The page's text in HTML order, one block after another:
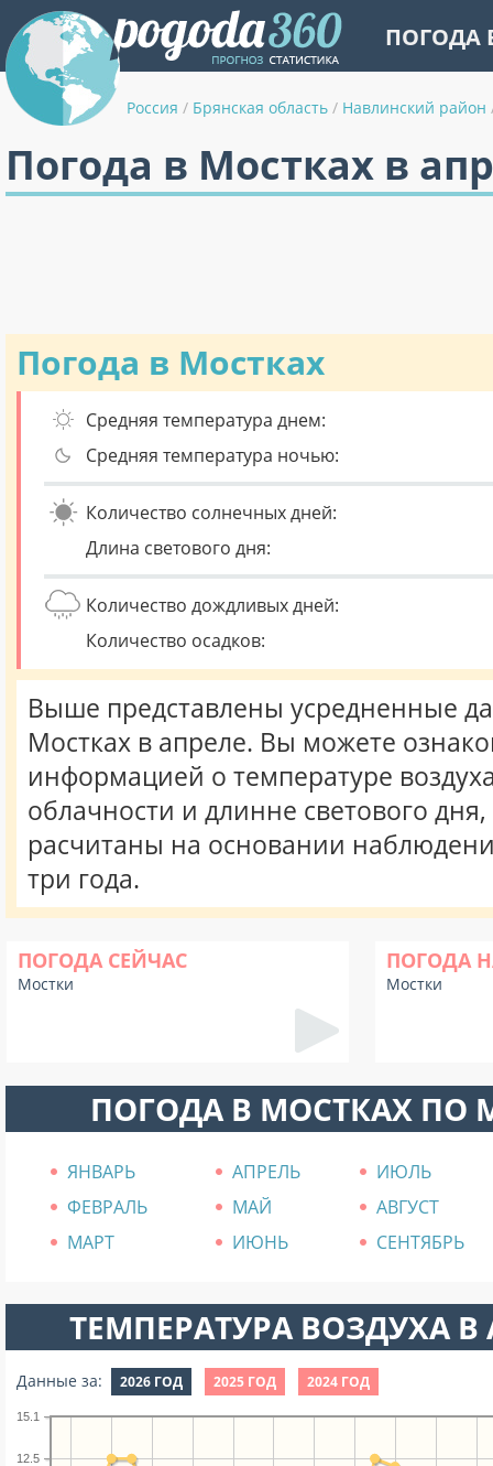
ПОГОДА
Россия / Брянская область / Навлинский район
Погода в Мостках в
Погода в Мостках
Средняя температура днем:
Средняя температура ночью:
Количество солнечных дней:
Длина светового дня:
Количество дождливых дней:
Количество осадков:
Выше представлены усредненные
Мостках в апреле. Вы можете
информацией о температуре
облачности и длинне светового
расчитаны на основании
три года.
ПОГОДА СЕЙЧАС
Мостки
ПОГОДА
Мостки
ПОГОДА В МОСТКАХ ПО
ЯНВАРЬ АПРЕЛЬ
ИЮЛЬ
ФЕВРАЛЬ
МАЙ
АВГУСТ
МАРТ
ИЮНЬ СЕНТЯБРЬ
ТЕМПЕРАТУРА ВОЗДУХА В
Данные за: 2026 ГОД 2025 ГОД 2024 ГОД
12.5
15.1